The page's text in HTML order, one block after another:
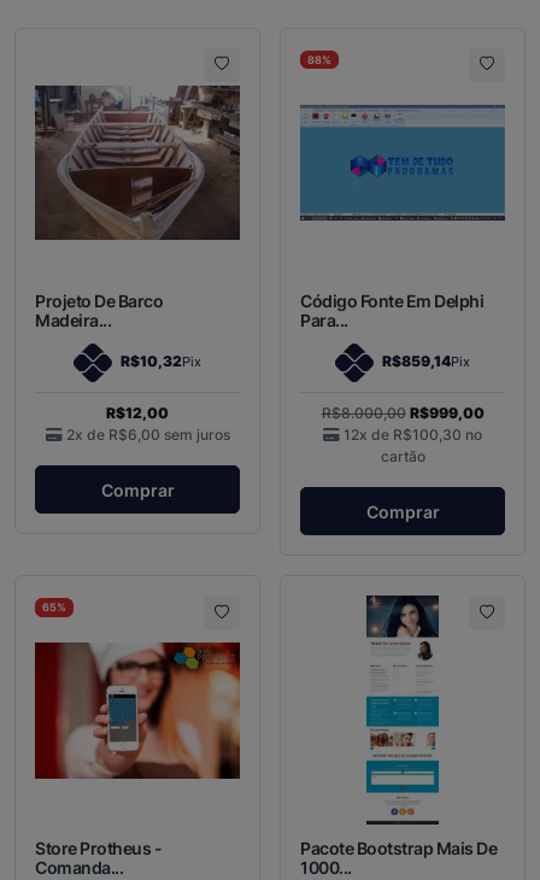
Projeto De Barco
Madeira...
R$10,32Pix
R$12,00
2x de R$6,00 sem juros
Comprar
88%
Código Fonte Em Delphi
Para...
R$859,14Pix
R$8.000,00 R$999,00
12x de R$100,30 no
cartão
Comprar
65%
Store Protheus -
Comanda...
Pacote Bootstrap Mais De
1000...